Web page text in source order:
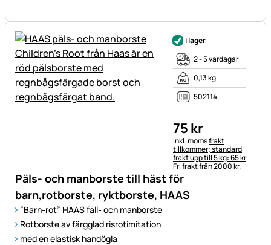
Päls- och manborste till häst för
barn,rotborste, ryktborste, HAAS
”Barn-rot” HAAS fäll- och manborste
Rotborste av färgglad risrotimitation
med en elastisk handögla
i lager
2 - 5 vardagar
0,13 kg
502114
75 kr
Skatteinformation:
inkl. momsfrakt
tillkommer; standard
frakt upp till 5 kg: 65 kr
Fri frakt från 2000 kr.